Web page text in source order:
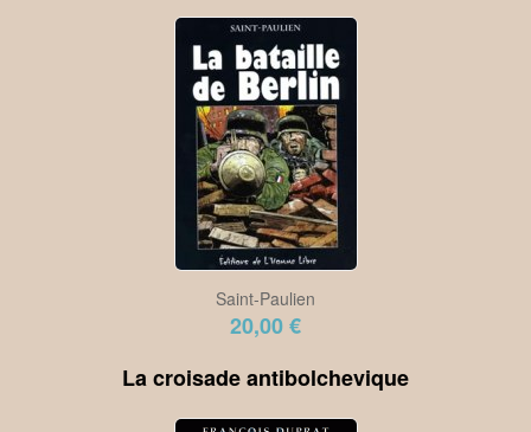
Saint-Paulien
20,00 €
La croisade antibolchevique